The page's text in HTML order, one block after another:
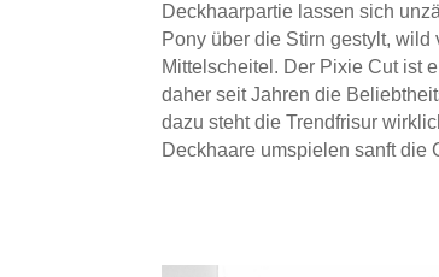
Deckhaarpartie lassen sich
Pony über die Stirn gestylt,
Mittelscheitel. Der Pixie Cut ist
daher seit Jahren die
dazu steht die Trendfrisur
Deckhaare umspielen sanft die